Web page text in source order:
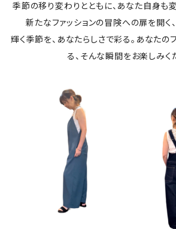
季節の移り変わりとともに、あなた自身も
新たなファッションの冒険への扉を開く
輝く季節を、あなたらしさで彩る。あなたの
る、そんな瞬間をお楽しみく